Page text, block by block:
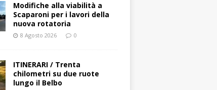
Modifiche alla viabilità a
Scaparoni per i lavori della
nuova rotatoria
8 Agosto 2026 0
ITINERARI / Trenta
chilometri su due ruote
lungo il Belbo